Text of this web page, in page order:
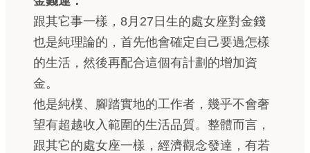
跟其它事一樣，8月27日生的處女座對金錢
也是純理論的，首先他會確定自己要過怎樣
的生活，然後再配合這個有計劃的增加資
金。
他是純樸、腳踏實地的工作者，幾乎不會奢
望有超越收入範圍的生活品質。整體而言，
跟其它的處女座一樣，經濟觀念發達，有若